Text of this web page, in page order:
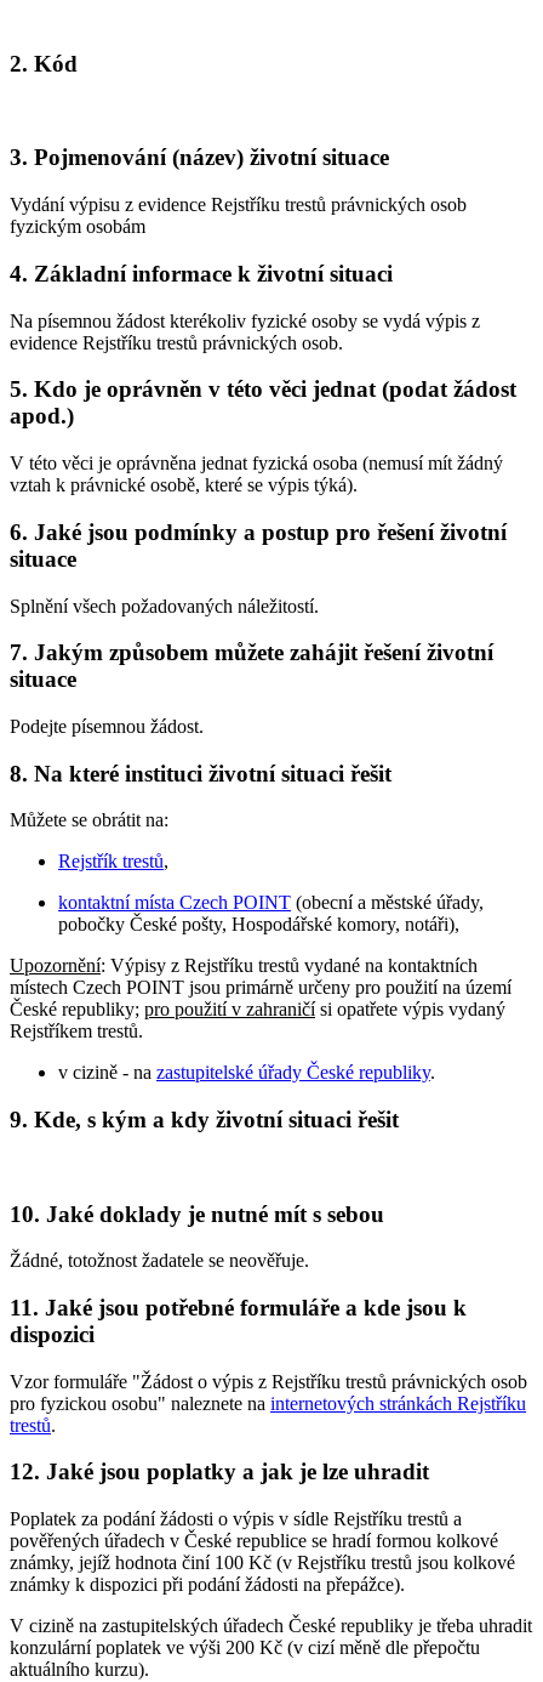
2. Kód
3. Pojmenování (název) životní situace
Vydání výpisu z evidence Rejstříku trestů právnických osob
fyzickým osobám
4. Základní informace k životní situaci
Na písemnou žádost kterékoliv fyzické osoby se vydá výpis z
evidence Rejstříku trestů právnických osob.
5. Kdo je oprávněn v této věci jednat (podat žádost
apod.)
V této věci je oprávněna jednat fyzická osoba (nemusí mít žádný
vztah k právnické osobě, které se výpis týká).
6. Jaké jsou podmínky a postup pro řešení životní
situace
Splnění všech požadovaných náležitostí.
7. Jakým způsobem můžete zahájit řešení životní
situace
Podejte písemnou žádost.
8. Na které instituci životní situaci řešit
Můžete se obrátit na:
Rejstřík trestů,
kontaktní místa Czech POINT (obecní a městské úřady,
pobočky České pošty, Hospodářské komory, notáři),
Upozornění: Výpisy z Rejstříku trestů vydané na kontaktních
místech Czech POINT jsou primárně určeny pro použití na území
České republiky; pro použití v zahraničísi opatřete výpis vydaný
Rejstříkem trestů.
v cizině - na zastupitelské úřady České republiky.
9. Kde, s kým a kdy životní situaci řešit
10. Jaké doklady je nutné mít s sebou
Žádné, totožnost žadatele se neověřuje.
11. Jaké jsou potřebné formuláře a kde jsou k
dispozici
Vzor formuláře "Žádost o výpis z Rejstříku trestů právnických osob
pro fyzickou osobu" naleznete na internetových stránkách Rejstříku
trestů.
12. Jaké jsou poplatky a jak je lze uhradit
Poplatek za podání žádosti o výpis v sídle Rejstříku trestů a
pověřených úřadech v České republice se hradí formou kolkové
známky, jejíž hodnota činí 100 Kč (v Rejstříku trestů jsou kolkové
známky k dispozici při podání žádosti na přepážce).
V cizině na zastupitelských úřadech České republiky je třeba uhradit
konzulární poplatek ve výši 200 Kč (v cizí měně dle přepočtu
aktuálního kurzu).